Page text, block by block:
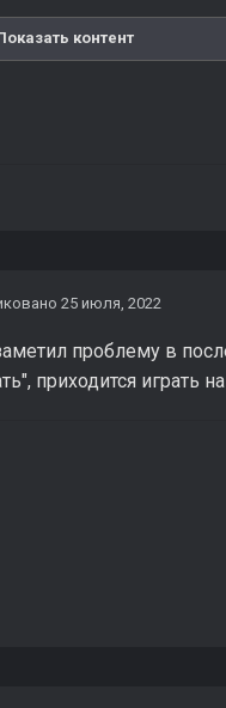
контент
25 июля, 2022
проблему в
приходится играть